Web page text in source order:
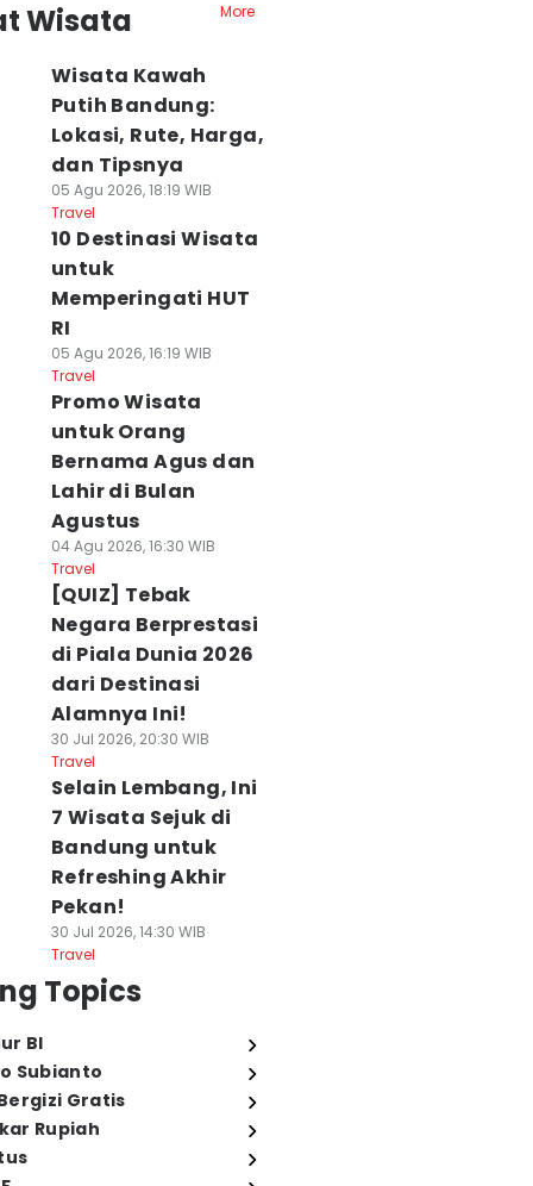
Wisata
More
Wisata Kawah
Putih Bandung:
Lokasi, Rute, Harga,
dan Tipsnya
05 Agu 2026, 18:19 WIB
Travel
10 Destinasi Wisata
untuk
Memperingati HUT
RI
05 Agu 2026, 16:19 WIB
Travel
Promo Wisata
untuk Orang
Bernama Agus dan
Lahir di Bulan
Agustus
04 Agu 2026, 16:30 WIB
Travel
[QUIZ] Tebak
Negara Berprestasi
di Piala Dunia 2026
dari Destinasi
Alamnya Ini!
30 Jul 2026, 20:30 WIB
Travel
Selain Lembang, Ini
7 Wisata Sejuk di
Bandung untuk
Refreshing Akhir
Pekan!
30 Jul 2026, 14:30 WIB
Travel
Topics
BI
Subianto
Gratis
Rupiah